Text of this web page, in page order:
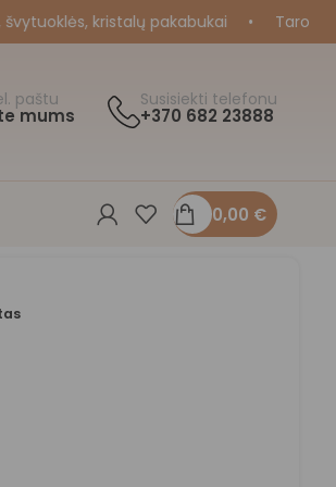
kristalų pakabukai • Taro ir
paštu
mums
Susisiekti telefonu
+370 682 23888
0,00 €